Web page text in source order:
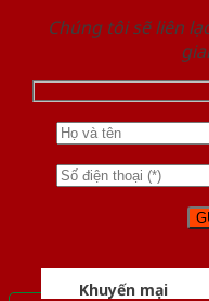
Chúng tôi sẽ liên
Khuyến mại